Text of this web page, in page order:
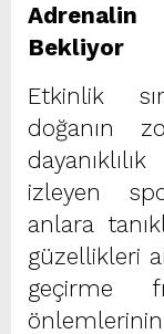
Bekliyor
Etkinlik
doğanın
izleyen
anlara
güzellikleri
geçirme